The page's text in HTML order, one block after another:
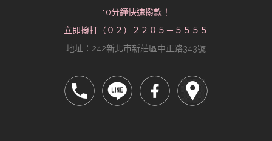
10分鐘快速撥款！
立即撥打（０２）２２０５－５５５５
地址：242新北市新莊區中正路343號